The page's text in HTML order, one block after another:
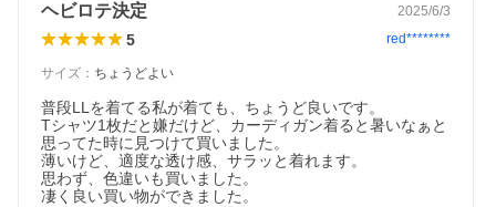
ヘビロテ決定 2025/6/3
5 red********
サイズ ： ちょうどよい
普段LLを着てる私が着ても、ちょうど良いです。
Tシャツ1枚だと嫌だけど、カーディガン着ると暑いなぁと
思ってた時に見つけて買いました。
薄いけど、適度な透け感、サラッと着れます。
思わず、色違いも買いました。
凄く良い買い物ができました。